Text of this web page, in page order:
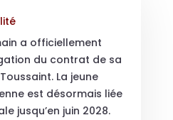
a officiellement
du contrat de sa
La jeune
est désormais liée
jusqu’en juin 2028.